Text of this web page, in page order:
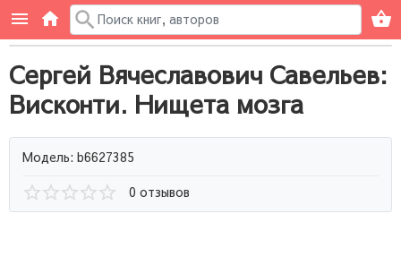
Сергей Вячеславович Савельев:
Висконти. Нищета мозга
Модель: b6627385
0 отзывов